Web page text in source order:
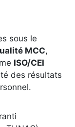
sous le
MCC,
ISO/CEI
des résultats